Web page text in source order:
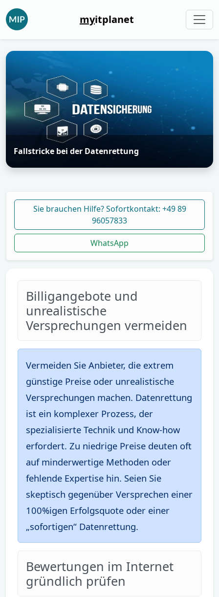
myitplanet
Fallstricke bei der Datenrettung
Sie brauchen Hilfe? Sofortkontakt: +49 89
96057833
WhatsApp
Billigangebote und
unrealistische
Versprechungen vermeiden
Vermeiden Sie Anbieter, die extrem
günstige Preise oder unrealistische
Versprechungen machen. Datenrettung
ist ein komplexer Prozess, der
spezialisierte Technik und Know-how
erfordert. Zu niedrige Preise deuten oft
auf minderwertige Methoden oder
fehlende Expertise hin. Seien Sie
skeptisch gegenüber Versprechen einer
100%igen Erfolgsquote oder einer
„sofortigen“ Datenrettung.
Bewertungen im Internet
gründlich prüfen